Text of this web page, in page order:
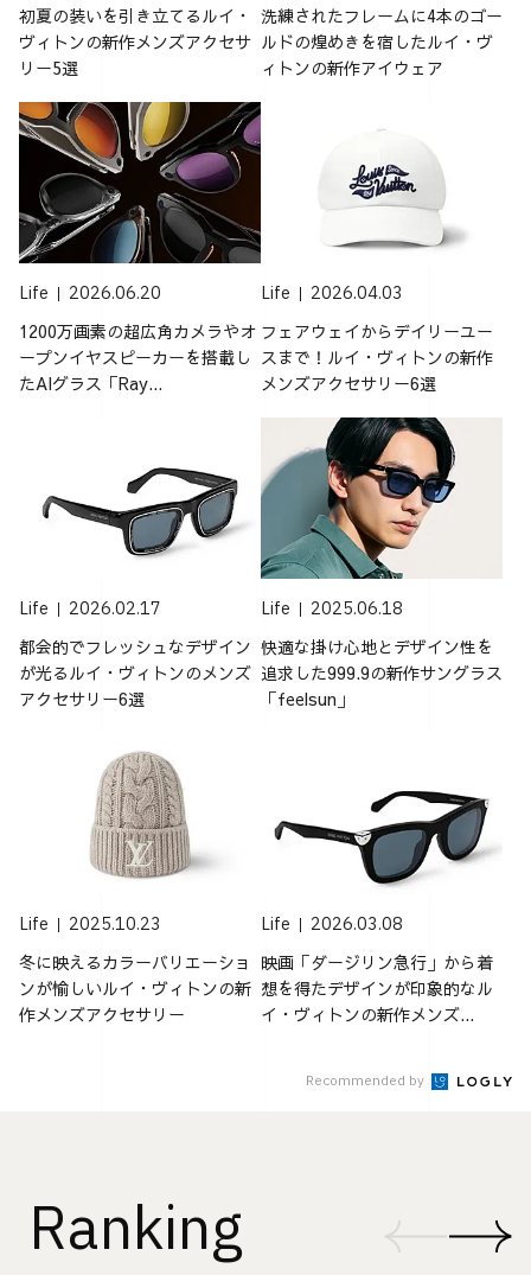
初夏の装いを引き立てるルイ・
ヴィトンの新作メンズアクセサ
リー5選
洗練されたフレームに4本のゴー
ルドの煌めきを宿したルイ・ヴ
ィトンの新作アイウェア
Life 2026.06.20
1200万画素の超広角カメラやオ
ープンイヤスピーカーを搭載し
たAIグラス「Ray...
Life 2026.04.03
フェアウェイからデイリーユー
スまで！ルイ・ヴィトンの新作
メンズアクセサリー6選
Life 2026.02.17
都会的でフレッシュなデザイン
が光るルイ・ヴィトンのメンズ
アクセサリー6選
Life 2025.06.18
快適な掛け心地とデザイン性を
追求した999.9の新作サングラス
「feelsun」
Life 2025.10.23
冬に映えるカラーバリエーショ
ンが愉しいルイ・ヴィトンの新
作メンズアクセサリー
Life 2026.03.08
映画「ダージリン急行」から着
想を得たデザインが印象的なル
イ・ヴィトンの新作メンズ...
Recommended by
Ranking